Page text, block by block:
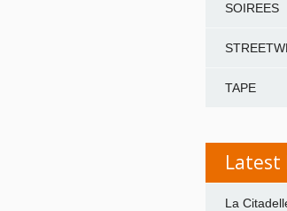
SOIREES
TAPE
Latest
La